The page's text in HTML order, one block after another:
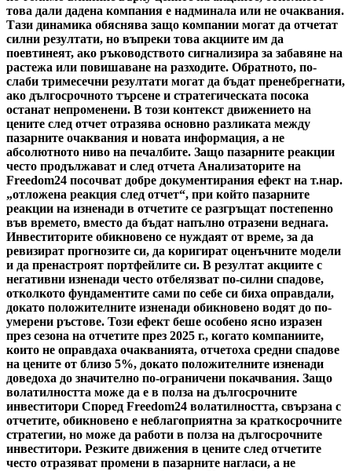
това дали дадена компания е надминала или не очаквания.
Тази динамика обяснява защо компании могат да отчетат
силни резултати, но въпреки това акциите им да
поевтинеят, ако ръководството сигнализира за забавяне на
растежа или повишаване на разходите. Обратното, по-
слаби тримесечни резултати могат да бъдат пренебрегнати,
ако дългосрочното търсене и стратегическата посока
останат непроменени. В този контекст движението на
цените след отчет отразява основно разликата между
пазарните очаквания и новата информация, а не
абсолютното ниво на печалбите. Защо пазарните реакции
често продължават и след отчета Анализаторите на
Freedom24 посочват добре документирания ефект на т.нар.
„отложена реакция след отчет“, при който пазарните
реакции на изненади в отчетите се разгръщат постепенно
във времето, вместо да бъдат напълно отразени веднага.
Инвеститорите обикновено се нуждаят от време, за да
ревизират прогнозите си, да коригират оценъчните модели
и да пренастроят портфейлите си. В резултат акциите с
негативни изненади често отбелязват по-силни спадове,
отколкото фундаментите сами по себе си биха оправдали,
докато положителните изненади обикновено водят до по-
умерени ръстове. Този ефект беше особено ясно изразен
през сезона на отчетите през 2025 г., когато компаниите,
които не оправдаха очакванията, отчетоха средни спадове
на цените от близо 5%, докато положителните изненади
доведоха до значително по-ограничени покачвания. Защо
волатилността може да е в полза на дългосрочните
инвеститори Според Freedom24 волатилността, свързана с
отчетите, обикновено е неблагоприятна за краткосрочните
стратегии, но може да работи в полза на дългосрочните
инвеститори. Резките движения в цените след отчетите
често отразяват промени в пазарните нагласи, а не